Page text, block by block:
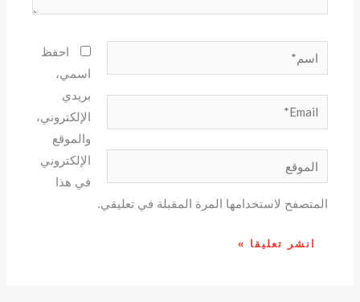
اسم*
Email*
الموقع
احفظ
اسمي،
بريدي
الإلكتروني،
والموقع
الإلكتروني
في هذا
المتصفح لاستخدامها المرة المقبلة في تعليقي.